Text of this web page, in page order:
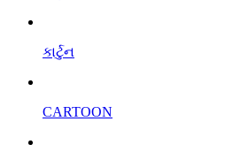
કાર્ટુન
CARTOON